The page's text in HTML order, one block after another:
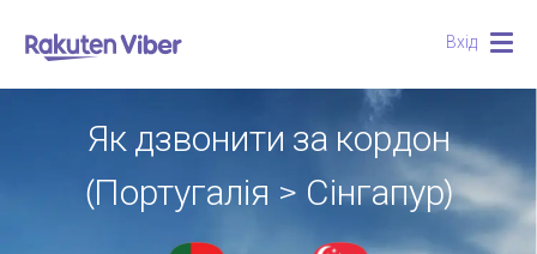
Вхід
Як дзвонити за кордон
(Португалія > Сінгапур)